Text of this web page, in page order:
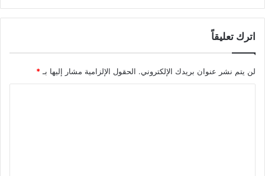
اترك تعليقاً
لن يتم نشر عنوان بريدك الإلكتروني. الحقول الإلزامية مشار إليها بـ*